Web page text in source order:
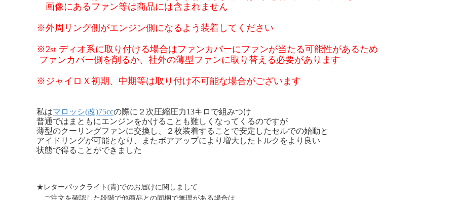
画像にあるファン等は商品には含まれません
※外周リング側がエンジン側になるよう装着してください
※2st ディオ系に取り付ける場合はファンカバーにファンが当たる可能性があるため
ファンカバー側を削るか、社外の薄型ファンに取り替える必要があります
※ジャイロＸ初期、中期等は取り付け不可能な場合がございます
私はマロッシ(改)75ccの際に２次圧縮圧力13キロで組みつけ
普通ではまともにエンジンをかけることも難しくなってくるのですが
薄型のクーリングファンに交換し、２枚装着することで安定したセルでの始動と
アイドリングが可能となり、またボアアップにより増大したトルクをより良い
状態で得ることができました
★レターパックライト(青)でのお届けに関しまして
ご注文を確認した段階で他商品との同梱で無理がある場合は